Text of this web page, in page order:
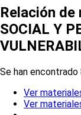
Relación de
SOCIAL Y
Se han encontrado
Ver
Ver